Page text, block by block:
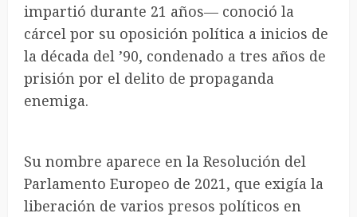
impartió durante 21 años— conoció la
cárcel por su oposición política a inicios de
la década del ’90, condenado a tres años de
prisión por el delito de propaganda
enemiga.
Su nombre aparece en la Resolución del
Parlamento Europeo de 2021, que exigía la
liberación de varios presos políticos en